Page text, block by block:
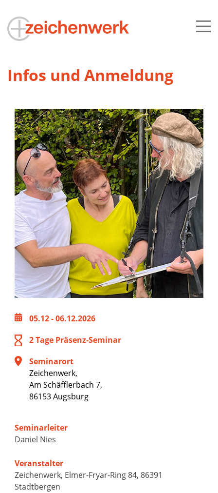
Infos und Anmeldung
05.12 - 06.12.2026
2 Tage Präsenz-Seminar
Seminarort
Zeichenwerk,
Am Schäfflerbach 7,
86153 Augsburg
Seminarleiter
Daniel Nies
Veranstalter
Zeichenwerk, Elmer-Fryar-Ring 84, 86391
Stadtbergen